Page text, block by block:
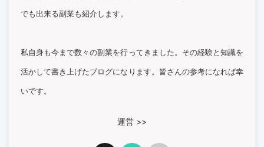
でも出来る副業も紹介します。
私自身も今まで数々の副業を行ってきました。その経験と知識を
活かして書き上げたブログになります。皆さんの参考になれば幸
いです。
運営 >>